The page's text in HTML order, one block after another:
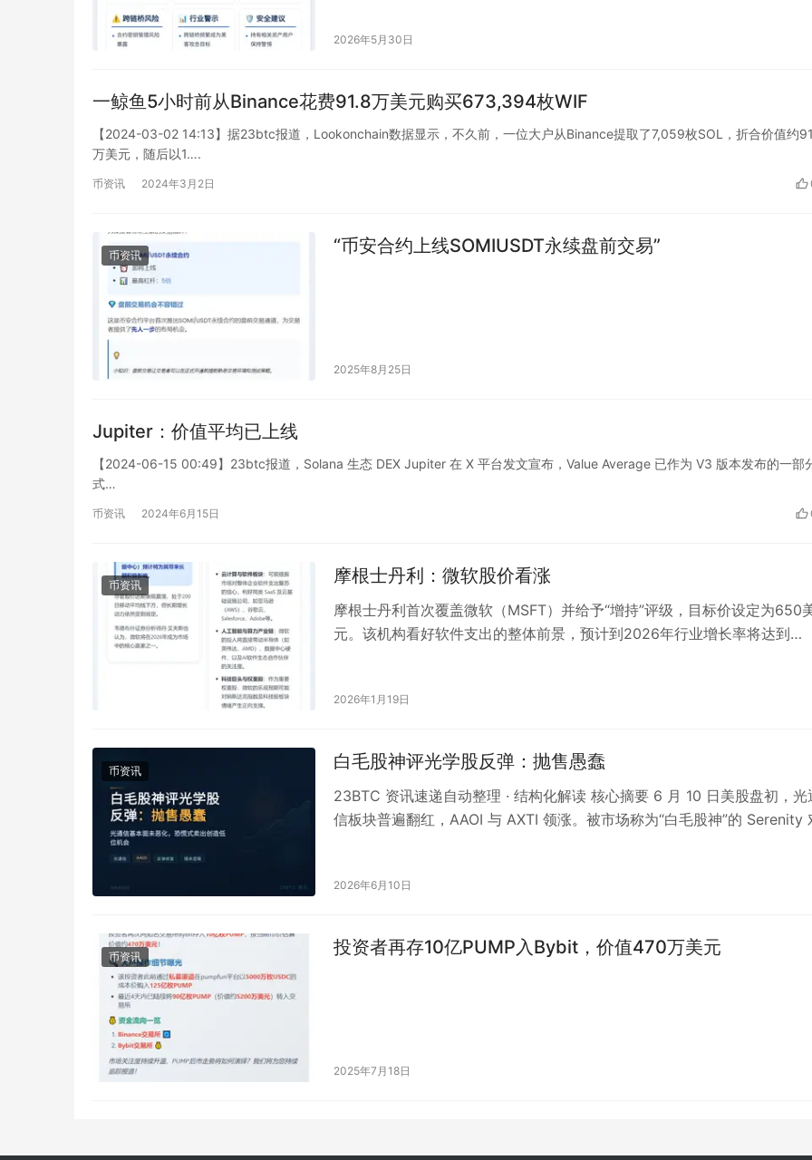
2026年5月30日
一鲸鱼5小时前从Binance花费91.8万美元购买673,394枚WIF
【2024-03-02 14:13】据23btc报道，Lookonchain数据显示，不久前，一位大户从Binance提取了7,059枚SOL，折合价值约
万美元，随后以1….
币资讯 2024年3月2日
币资讯 “币安合约上线SOMIUSDT永续盘前交易”
2025年8月25日
Jupiter：价值平均已上线
【2024-06-15 00:49】23btc报道，Solana 生态 DEX Jupiter 在 X 平台发文宣布，Value Average 已作为 V3 版本发布的一部
式…
币资讯 2024年6月15日
币资讯 摩根士丹利：微软股价看涨
摩根士丹利首次覆盖微软（MSFT）并给予“增持”评级，目标价设定为650
元。该机构看好软件支出的整体前景，预计到2026年行业增长率将达到
2026年1月19日
币资讯 白毛股神评光学股反弹：抛售愚蠢
23BTC 资讯速递自动整理 · 结构化解读 核心摘要 6 月 10 日美股盘初，光
信板块普遍翻红，AAOI 与 AXTI 领涨。被市场称为“白毛股神”的 Serenity
2026年6月10日
币资讯 投资者再存10亿PUMP入Bybit，价值470万美元
2025年7月18日